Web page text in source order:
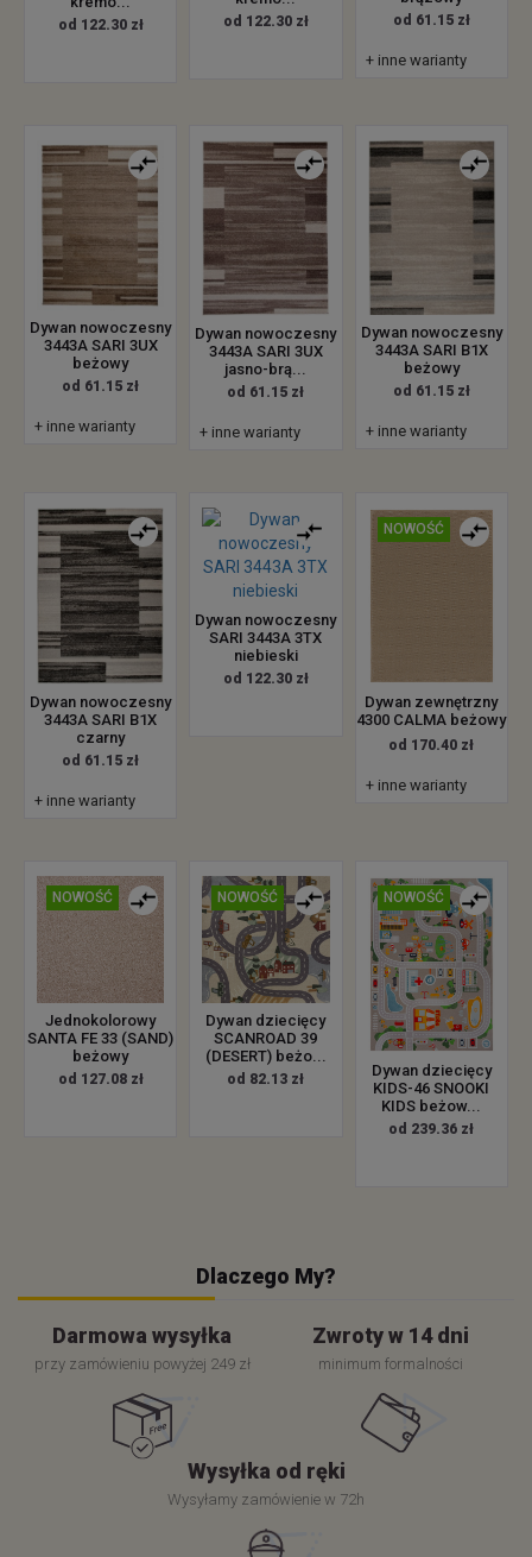
od 122.30 zł od 122.30 zł od 61.15 zł
+ inne warianty
Dywan nowoczesny
3443A SARI 3UX
beżowy
od 61.15 zł
+ inne warianty
Dywan nowoczesny
3443A SARI 3UX
jasno-brą...
od 61.15 zł
+ inne warianty
Dywan nowoczesny
3443A SARI B1X
beżowy
od 61.15 zł
+ inne warianty
Dywan nowoczesny
3443A SARI B1X
czarny
od 61.15 zł
+ inne warianty
Dywan nowoczesny
SARI 3443A 3TX
niebieski
od 122.30 zł
NOWOŚĆ
Dywan zewnętrzny
4300 CALMA beżowy
od 170.40 zł
+ inne warianty
NOWOŚĆ
Jednokolorowy
SANTA FE 33 (SAND)
beżowy
od 127.08 zł
NOWOŚĆ
Dywan dziecięcy
SCANROAD 39
(DESERT) beżo...
od 82.13 zł
NOWOŚĆ
Dywan dziecięcy
KIDS-46 SNOOKI
KIDS beżow...
od 239.36 zł
Dlaczego My?
Darmowa wysyłka
przy zamówieniu powyżej 249 zł
Zwroty w 14 dni
minimum formalności
Wysyłka od ręki
Wysyłamy zamówienie w 72h